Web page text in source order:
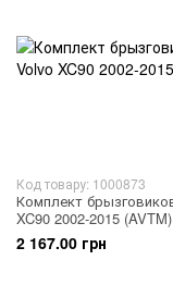
Код товару: 1000873
Комплект
XC90 2002-2015 (AVTM)
2 167.00 грн